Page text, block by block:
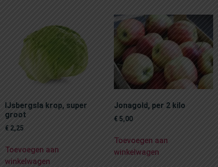
IJsbergsla krop, super
groot
€ 2,25
Toevoegen aan
winkelwagen
Jonagold, per 2 kilo
€5,00
Toevoegen aan
winkelwagen